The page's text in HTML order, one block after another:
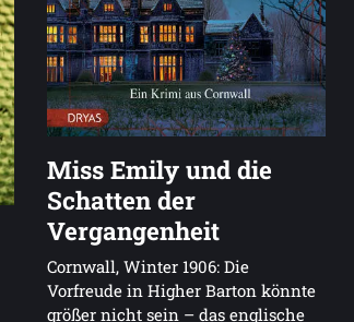
Miss Emily und die
Schatten der
Vergangenheit
Cornwall, Winter 1906: Die
Vorfreude in Higher Barton könnte
größer nicht sein – das englische